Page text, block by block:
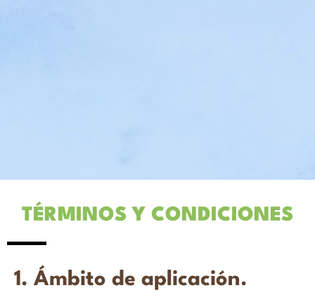
TÉRMINOS Y CONDICIONES
1. Ámbito de aplicación.